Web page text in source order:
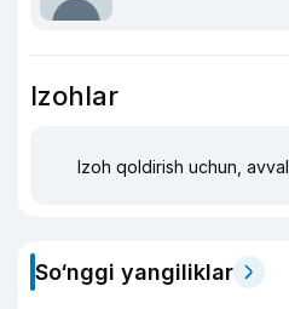
Izohlar
Izoh qoldirish uchun, avval
So‘nggi yangiliklar